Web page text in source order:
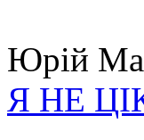
Юрій
Я НЕ